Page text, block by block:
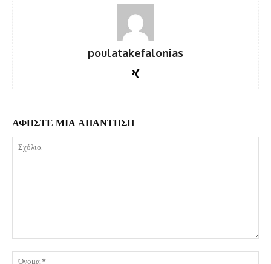
poulatakefalonias
ΑΦΗΣΤΕ ΜΙΑ ΑΠΑΝΤΗΣΗ